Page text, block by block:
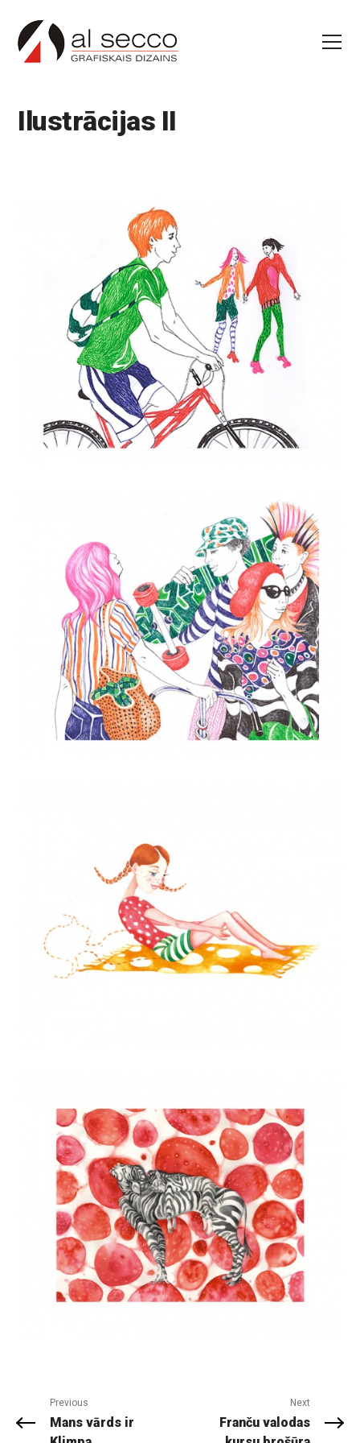
Ilustrācijas II
Previous
Mans vārds ir
Next
Franču valodas